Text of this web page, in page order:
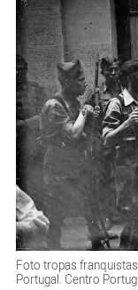
Foto tropas
Portugal. Centro